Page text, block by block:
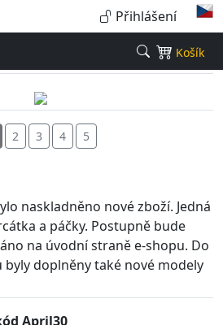
Přihlášení
Košík
2 3 4 5
naskladněno nové zboží. Jedná
a páčky. Postupně bude
na úvodní straně e-shopu. Do
doplněny také nové modely
April30